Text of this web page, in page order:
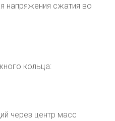
напряжения сжатия во
кольца:
через центр масс